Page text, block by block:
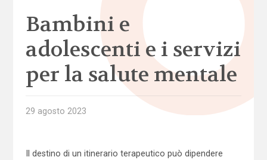
Bambini e
adolescenti e i servizi
per la salute mentale
29 agosto 2023
Il destino di un itinerario terapeutico può dipendere